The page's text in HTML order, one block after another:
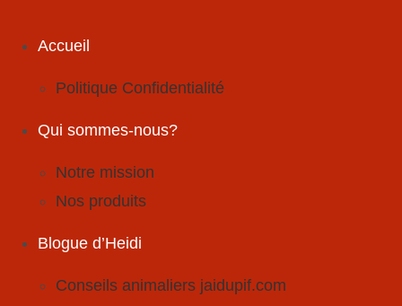
contentAccueil
Politique Confidentialité
Qui sommes-nous?
Notre mission
Nos produits
Blogue d’Heidi
Conseils animaliers jaidupif.com